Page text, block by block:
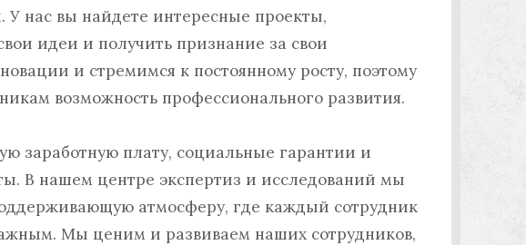
нас вы найдете интересные проекты,
идеи и получить признание за свои
и стремимся к постоянному росту, поэтому
возможность профессионального развития.
заработную плату, социальные гарантии и
В нашем центре экспертиз и исследований мы
атмосферу, где каждый сотрудник
Мы ценим и развиваем наших сотрудников,